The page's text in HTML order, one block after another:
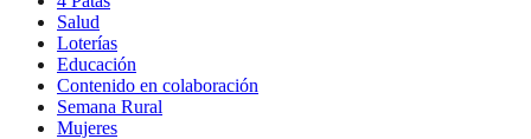
Salud
Loterías
Educación
Contenido en colaboración
Semana Rural
Mujeres